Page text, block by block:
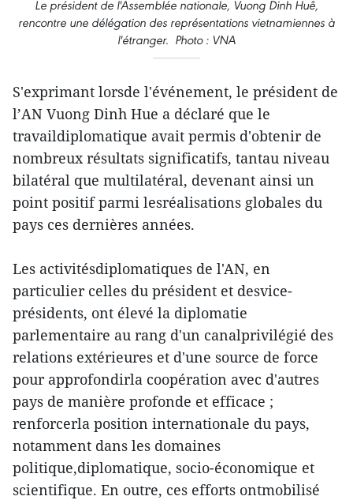
Le président de l'Assemblée nationale, Vuong Dinh Huê,
rencontre une délégation des représentations vietnamiennes à
l'étranger. Photo : VNA
S'exprimant lorsde l'événement, le président de
l’AN Vuong Dinh Hue a déclaré que le
travaildiplomatique avait permis d'obtenir de
nombreux résultats significatifs, tantau niveau
bilatéral que multilatéral, devenant ainsi un
point positif parmi lesréalisations globales du
pays ces dernières années.
Les activitésdiplomatiques de l'AN, en
particulier celles du président et desvice-
présidents, ont élevé la diplomatie
parlementaire au rang d'un canalprivilégié des
relations extérieures et d'une source de force
pour approfondirla coopération avec d'autres
pays de manière profonde et efficace ;
renforcerla position internationale du pays,
notamment dans les domaines
politique,diplomatique, socio-économique et
scientifique. En outre, ces efforts ontmobilisé